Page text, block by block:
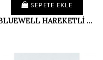
SEPETE EKLE
BLUEWELL HAREKETLİ WALKER AG001_DM